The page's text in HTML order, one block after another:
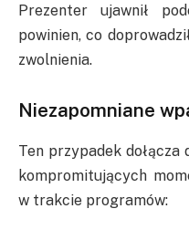
Prezenter ujawnił
powinien, co
zwolnienia.
Niezapomniane
Ten przypadek
kompromitujących
w trakcie programów: